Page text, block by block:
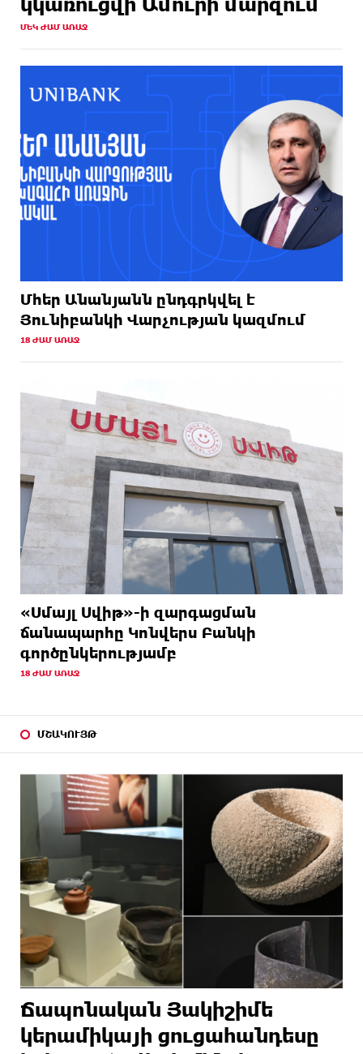
ՄԵԿ ԺԱՄ ԱՌԱՋ
Մհեր Անանյանն ընդգրկվել է
Յունիբանկի Վարչության կազմում
18 ԺԱՄ ԱՌԱՋ
«Սմայլ Սվիթ»-ի զարգացման
ճանապարհը Կոնվերս Բանկի
գործընկերությամբ
18 ԺԱՄ ԱՌԱՋ
ՄՇԱԿՈՒՅԹ
Ճապոնական Յակիշիմե
կերամիկայի ցուցահանդեսը